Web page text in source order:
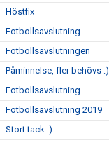
Höstfix
Fotbollsavslutning
Fotbollsavslutningen
Påminnelse, fler behövs :)
Fotbollsavslutning
Fotbollsavslutning 2019
Stort tack :)